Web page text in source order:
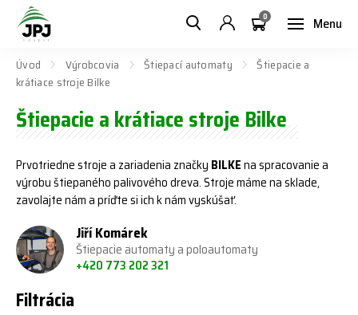
Menu
0
Úvod Výrobcovia Štiepací automaty
Štiepacie a
krátiace stroje Bilke
Štiepacie a krátiace stroje Bilke
Prvotriedne stroje a zariadenia značky BILKEna spracovanie a
výrobu štiepaného palivového dreva. Stroje máme na sklade,
zavolajte nám a príďte si ich k nám vyskúšať.
Jiří Komárek
Štiepacie automaty a poloautomaty
+420 773 202 321
Filtrácia